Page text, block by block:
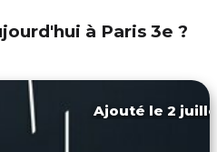
à Paris 3e ?
Ajouté le 2